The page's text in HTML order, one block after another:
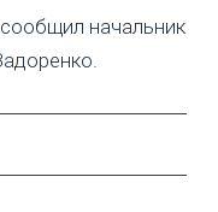
начальник